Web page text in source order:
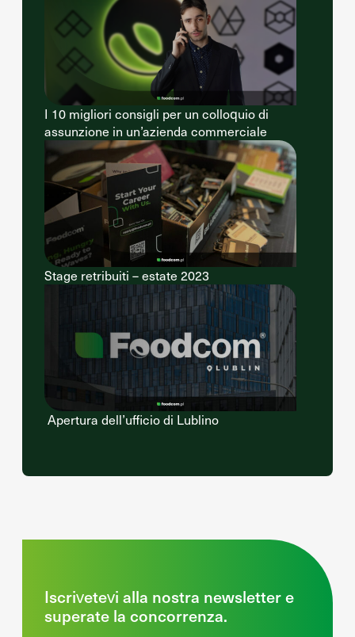
I 10 migliori consigli per un colloquio di
assunzione in un’azienda commerciale
Stage retribuiti – estate 2023
Apertura dell’ufficio di Lublino
Iscrivetevi alla nostra newsletter e
superate la concorrenza.